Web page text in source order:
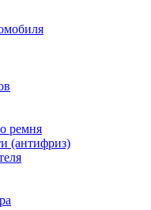
ремня
(антифриз)